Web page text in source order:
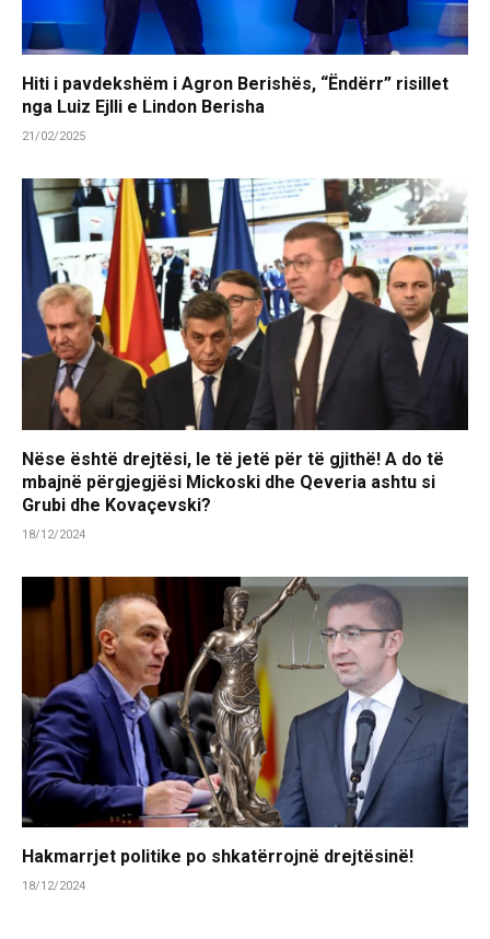
Hiti i pavdekshëm i Agron Berishës, “Ëndërr” risillet
nga Luiz Ejlli e Lindon Berisha
21/02/2025
Nëse është drejtësi, le të jetë për të gjithë! A do të
mbajnë përgjegjësi Mickoski dhe Qeveria ashtu si
Grubi dhe Kovaçevski?
18/12/2024
Hakmarrjet politike po shkatërrojnë drejtësinë!
18/12/2024